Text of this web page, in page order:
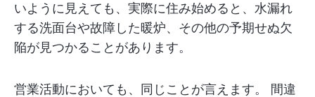
いように見えても、実際に住み始めると、水漏れ
する洗面台や故障した暖炉、その他の予期せぬ欠
陥が見つかることがあります。
営業活動においても、同じことが言えます。 間違